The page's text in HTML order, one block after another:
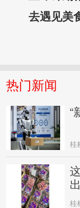
去遇见美
热门新闻
“
桂
桂